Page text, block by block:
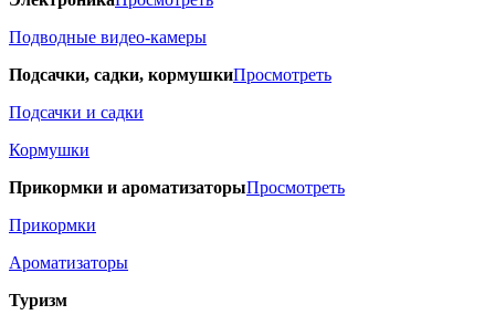
Подводные видео-камеры
Подсачки, садки, кормушкиПросмотреть
Подсачки и садки
Кормушки
Прикормки и ароматизаторыПросмотреть
Прикормки
Ароматизаторы
Туризм